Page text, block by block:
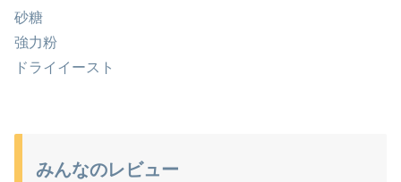
砂糖
強力粉
ドライイースト
みんなのレビュー